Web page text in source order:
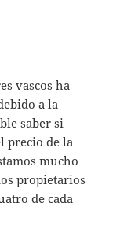
vascos ha
a la
saber si
precio de la
mucho
propietarios
de cada